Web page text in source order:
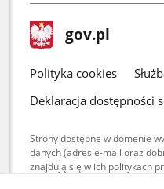
stopka
gov.pl Strona
gov.pl
gov.pl
Polityka cookies
Deklaracja dostępności
Strony dostępne w domenie
danych (adres e-mail oraz
znajdują się w ich politykach